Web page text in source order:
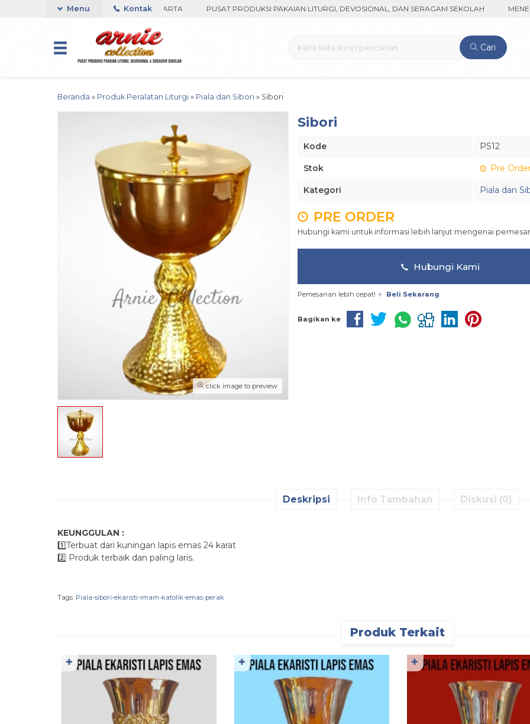
ARNIE COLLECTION-BORO, YOGYAKARTA PUSAT PRODUKSI PAKAIAN LITURGI, DEVOSIONAL, DAN SERAGAM SEKOLAH
Menu Kontak
Cari
Beranda » Produk Peralatan Liturgi » Piala dan Sibori » Sibori
click image to preview
Sibori
Kode PS12
Stok Pre
Kategori Piala dan
PRE ORDER
Hubungi kami untuk informasi lebih lanjut mengenai
Hubungi Kami
Pemesanan lebih cepat! Beli Sekarang
Bagikan ke
Deskripsi Info Tambahan Diskusi (0)
KEUNGGULAN :
1️⃣Terbuat dari kuningan lapis emas 24 karat
2️⃣ Produk terbaik dan paling laris.
Tags: Piala-sibori-ekaristi-imam-katolik-emas-perak
Produk Terkait
✚ ✚ ✚